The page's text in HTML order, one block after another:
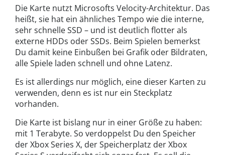
Die Karte nutzt Microsofts Velocity-Architektur. Das
heißt, sie hat ein ähnliches Tempo wie die interne,
sehr schnelle SSD – und ist deutlich flotter als
externe HDDs oder SSDs. Beim Spielen bemerkst
Du damit keine Einbußen bei Grafik oder Bildraten,
alle Spiele laden schnell und ohne Latenz.
Es ist allerdings nur möglich, eine dieser Karten zu
verwenden, denn es ist nur ein Steckplatz
vorhanden.
Die Karte ist bislang nur in einer Größe zu haben:
mit 1 Terabyte. So verdoppelst Du den Speicher
der Xbox Series X, der Speicherplatz der Xbox